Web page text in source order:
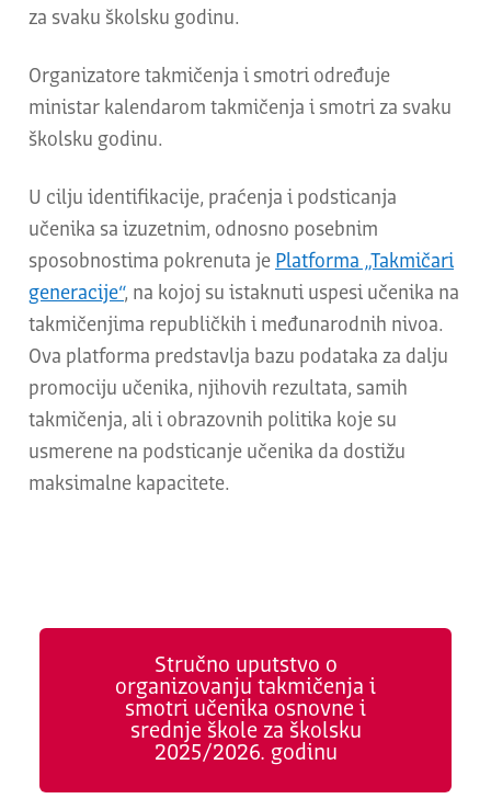
za svaku školsku godinu.
Organizatore takmičenja i smotri određuje
ministar kalendarom takmičenja i smotri za svaku
školsku godinu.
U cilju identifikacije, praćenja i podsticanja
učenika sa izuzetnim, odnosno posebnim
sposobnostima pokrenuta je Platforma „Takmičari
generacije“, na kojoj su istaknuti uspesi učenika na
takmičenjima republičkih i međunarodnih nivoa.
Ova platforma predstavlja bazu podataka za dalju
promociju učenika, njihovih rezultata, samih
takmičenja, ali i obrazovnih politika koje su
usmerene na podsticanje učenika da dostižu
maksimalne kapacitete.
Stručno uputstvo o
organizovanju takmičenja i
smotri učenika osnovne i
srednje škole za školsku
2025/2026. godinu